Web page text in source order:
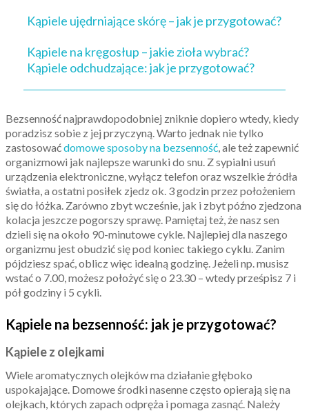
Kąpiele ujędrniające skórę – jak je przygotować?
Kąpiele na kręgosłup – jakie zioła wybrać?
Kąpiele odchudzające: jak je przygotować?
Bezsenność najprawdopodobniej zniknie dopiero wtedy, kiedy
poradzisz sobie z jej przyczyną. Warto jednak nie tylko
zastosowaćdomowe sposoby na bezsenność, ale też zapewnić
organizmowi jak najlepsze warunki do snu. Z sypialni usuń
urządzenia elektroniczne, wyłącz telefon oraz wszelkie źródła
światła, a ostatni posiłek zjedz ok. 3 godzin przez położeniem
się do łóżka. Zarówno zbyt wcześnie, jak i zbyt późno zjedzona
kolacja jeszcze pogorszy sprawę. Pamiętaj też, że nasz sen
dzieli się na około 90-minutowe cykle. Najlepiej dla naszego
organizmu jest obudzić się pod koniec takiego cyklu. Zanim
pójdziesz spać, oblicz więc idealną godzinę. Jeżeli np. musisz
wstać o 7.00, możesz położyć się o 23.30 – wtedy prześpisz 7 i
pół godziny i 5 cykli.
Kąpiele na bezsenność: jak je przygotować?
Kąpiele z olejkami
Wiele aromatycznych olejków ma działanie głęboko
uspokajające. Domowe środki nasenne często opierają się na
olejkach, których zapach odpręża i pomaga zasnąć. Należy